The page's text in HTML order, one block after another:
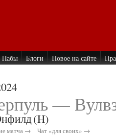
Пабы Блоги Новое на сайте
—
(H)
матча → Чат «для своих» →